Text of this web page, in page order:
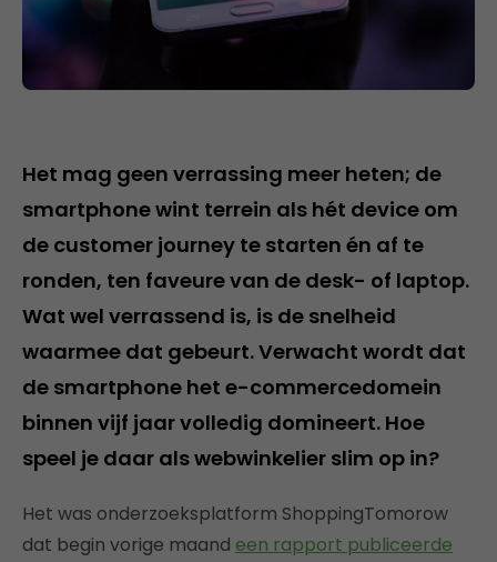
Het mag geen verrassing meer heten; de
smartphone wint terrein als hét device om
de customer journey te starten én af te
ronden, ten faveure van de desk- of laptop.
Wat wel verrassend is, is de snelheid
waarmee dat gebeurt. Verwacht wordt dat
de smartphone het e-commercedomein
binnen vijf jaar volledig domineert. Hoe
speel je daar als webwinkelier slim op in?
Het was onderzoeksplatform ShoppingTomorow
dat begin vorige maand een rapport publiceerde